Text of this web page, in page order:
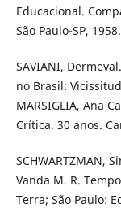
Educacional.
São Paulo-SP, 1958.
SAVIANI,
no Brasil:
MARSIGLIA, Ana
Crítica. 30 anos.
SCHWARTZMAN,
Vanda M. R.
Terra; São Paulo: